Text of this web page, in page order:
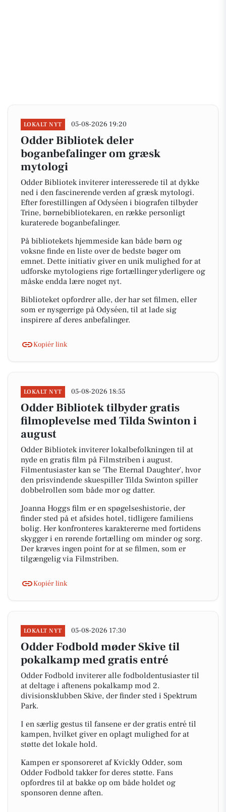
LOKALT NYT 05-08-2026 19:20
Odder Bibliotek deler
boganbefalinger om græsk
mytologi
Odder Bibliotek inviterer interesserede til at dykke
ned i den fascinerende verden af græsk mytologi.
Efter forestillingen af Odyséen i biografen tilbyder
Trine, børnebibliotekaren, en række personligt
kuraterede boganbefalinger.
På bibliotekets hjemmeside kan både børn og
voksne finde en liste over de bedste bøger om
emnet. Dette initiativ giver en unik mulighed for at
udforske mytologiens rige fortællinger yderligere og
måske endda lære noget nyt.
Biblioteket opfordrer alle, der har set filmen, eller
som er nysgerrige på Odyséen, til at lade sig
inspirere af deres anbefalinger.
Kopiér link
LOKALT NYT 05-08-2026 18:55
Odder Bibliotek tilbyder gratis
filmoplevelse med Tilda Swinton i
august
Odder Bibliotek inviterer lokalbefolkningen til at
nyde en gratis film på Filmstriben i august.
Filmentusiaster kan se 'The Eternal Daughter', hvor
den prisvindende skuespiller Tilda Swinton spiller
dobbelrollen som både mor og datter.
Joanna Hoggs film er en spøgelseshistorie, der
finder sted på et afsides hotel, tidligere familiens
bolig. Her konfronteres karaktererne med fortidens
skygger i en rørende fortælling om minder og sorg.
Der kræves ingen point for at se filmen, som er
tilgængelig via Filmstriben.
Kopiér link
LOKALT NYT 05-08-2026 17:30
Odder Fodbold møder Skive til
pokalkamp med gratis entré
Odder Fodbold inviterer alle fodboldentusiaster til
at deltage i aftenens pokalkamp mod 2.
divisionsklubben Skive, der finder sted i Spektrum
Park.
I en særlig gestus til fansene er der gratis entré til
kampen, hvilket giver en oplagt mulighed for at
støtte det lokale hold.
Kampen er sponsoreret af Kvickly Odder, som
Odder Fodbold takker for deres støtte. Fans
opfordres til at bakke op om både holdet og
sponsoren denne aften.